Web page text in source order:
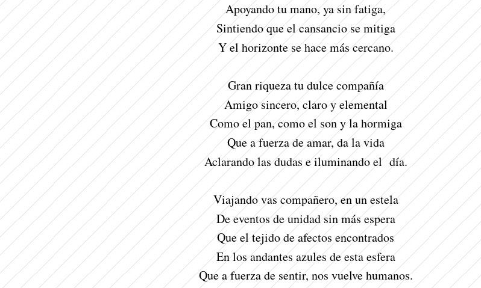
Apoyando tu mano, ya sin fatiga,
Sintiendo que el cansancio se mitiga
Y el horizonte se hace más cercano.
Gran riqueza tu dulce compañía
Amigo sincero, claro y elemental
Como el pan, como el son y la hormiga
Que a fuerza de amar, da la vida
Aclarando las dudas e iluminando el día.
Viajando vas compañero, en un estela
De eventos de unidad sin más espera
Que el tejido de afectos encontrados
En los andantes azules de esta esfera
Que a fuerza de sentir, nos vuelve humanos.